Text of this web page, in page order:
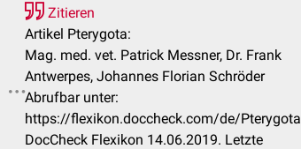
Zitieren
Artikel Pterygota:
Mag. med. vet. Patrick Messner, Dr. Frank
Antwerpes, Johannes Florian Schröder
Abrufbar unter:
https://flexikon.doccheck.com/de/Pterygota
DocCheck Flexikon 14.06.2019. Letzte